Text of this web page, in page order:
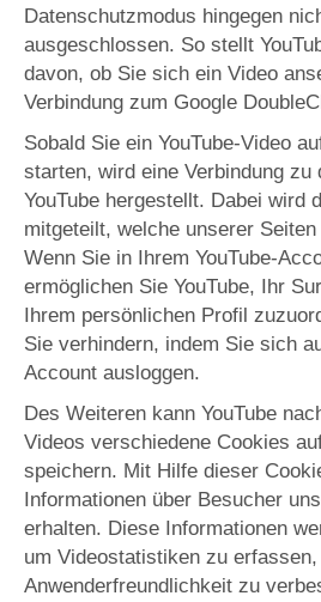
Datenschutzmodus hingegen
ausgeschlossen. So stellt
davon, ob Sie sich ein Video
Verbindung zum Google
Sobald Sie ein YouTube-Video
starten, wird eine Verbindung zu
YouTube hergestellt. Dabei wird
mitgeteilt, welche unserer
Wenn Sie in Ihrem YouTube-
ermöglichen Sie YouTube, Ihr
Ihrem persönlichen Profil
Sie verhindern, indem Sie sich
Account ausloggen.
Des Weiteren kann YouTube
Videos verschiedene Cookies
speichern. Mit Hilfe dieser
Informationen über Besucher
erhalten. Diese Informationen
um Videostatistiken zu
Anwenderfreundlichkeit zu